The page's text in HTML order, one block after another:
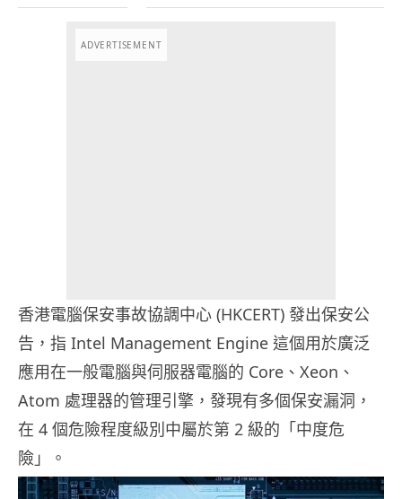
ADVERTISEMENT
香港電腦保安事故協調中心 (HKCERT) 發出保安公
告，指 Intel Management Engine 這個用於廣泛
應用在一般電腦與伺服器電腦的 Core、Xeon、
Atom 處理器的管理引擎，發現有多個保安漏洞，
在 4 個危險程度級別中屬於第 2 級的「中度危
險」。